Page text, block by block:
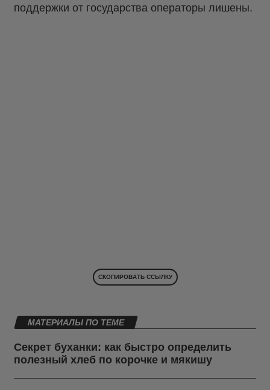
поддержки от государства операторы лишены.
СКОПИРОВАТЬ ССЫЛКУ
МАТЕРИАЛЫ ПО ТЕМЕ
Секрет буханки: как быстро определить
полезный хлеб по корочке и мякишу